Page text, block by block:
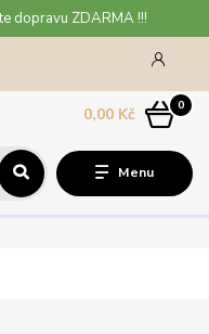
dopravu ZDARMA !!!
Menu
0
0,00 Kč